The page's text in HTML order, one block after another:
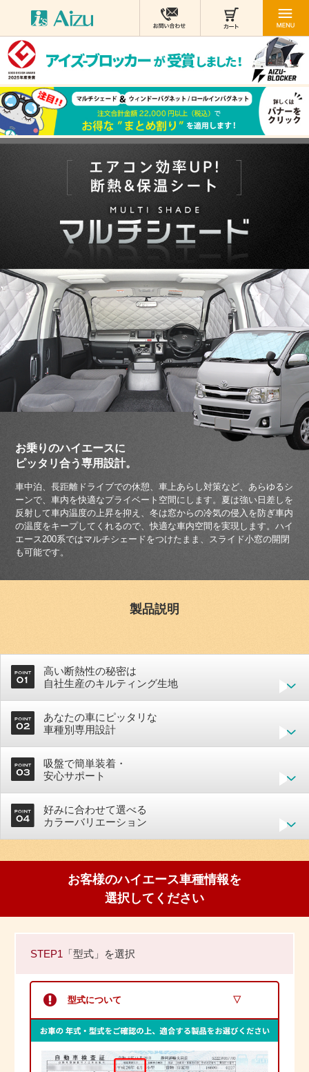
お乗りのハイエースに
ピッタリ合う専用設計。
車中泊、長距離ドライブでの休憩、車上あらし対策など、あらゆるシ
ーンで、車内を快適なプライベート空間にします。夏は強い日差しを
反射して車内温度の上昇を抑え、冬は窓からの冷気の侵入を防ぎ車内
の温度をキープしてくれるので、快適な車内空間を実現します。ハイ
エース200系ではマルチシェードをつけたまま、スライド小窓の開閉
も可能です。
製品説明
高い断熱性の秘密は
自社生産のキルティング生地
あなたの車にピッタリな
車種別専用設計
吸盤で簡単装着・
安心サポート
好みに合わせて選べる
カラーバリエーション
お客様のハイエース車種情報を
選択してください
STEP1 「型式」を選択
型式について ▽